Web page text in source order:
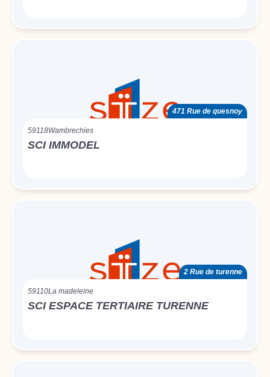
471 Rue de quesnoy
59118Wambrechies
SCI IMMODEL
2 Rue de turenne
59110La madeleine
SCI ESPACE TERTIAIRE TURENNE